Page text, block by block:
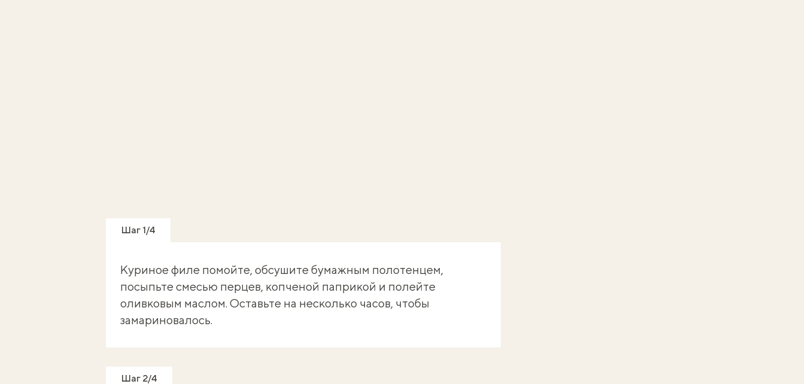
Шаг 1/4
Куриное филе помойте, обсушите бумажным полотенцем,
посыпьте смесью перцев, копченой паприкой и полейте
оливковым маслом. Оставьте на несколько часов, чтобы
замариновалось.
Шаг 2/4